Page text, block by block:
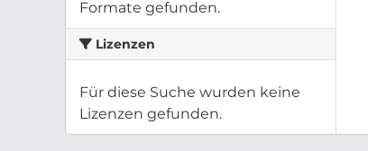
Formate gefunden.
Lizenzen
Für diese Suche wurden keine
Lizenzen gefunden.